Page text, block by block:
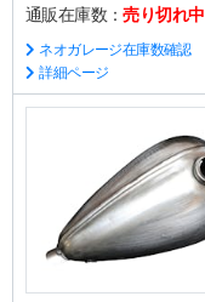
通販在庫数：売り切れ中
ネオガレージ在庫数確認
詳細ページ